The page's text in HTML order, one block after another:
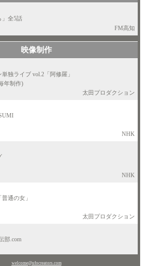
」全5話
FM高知
映像制作
独ライブ vol.2「阿修羅」
年制作)
太田プロダクション
NHK
NHK
通の女」
太田プロダクション
部.com
welcome@ufocreators.com